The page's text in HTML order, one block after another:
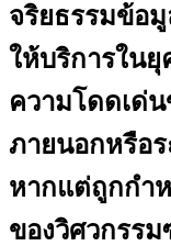
จริยธรรมข้อ
ให้บริการใน
ความโดดเด่
ภายนอกหรือ
หากแต่ถูกกำ
ของวิศวกรร